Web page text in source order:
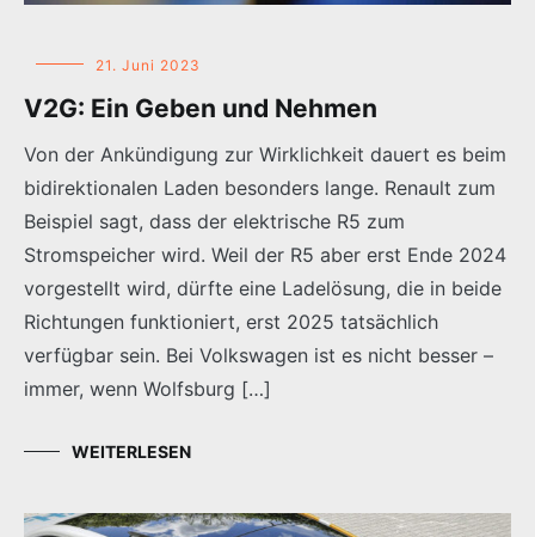
21. Juni 2023
V2G: Ein Geben und Nehmen
Von der Ankündigung zur Wirklichkeit dauert es beim
bidirektionalen Laden besonders lange. Renault zum
Beispiel sagt, dass der elektrische R5 zum
Stromspeicher wird. Weil der R5 aber erst Ende 2024
vorgestellt wird, dürfte eine Ladelösung, die in beide
Richtungen funktioniert, erst 2025 tatsächlich
verfügbar sein. Bei Volkswagen ist es nicht besser –
immer, wenn Wolfsburg […]
WEITERLESEN